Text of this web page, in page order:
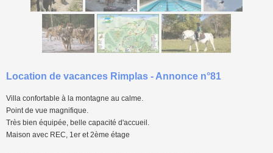
Location de vacances Rimplas - Annonce n°81
Villa confortable à la montagne au calme.
Point de vue magnifique.
Très bien équipée, belle capacité d'accueil.
Maison avec REC, 1er et 2ème étage